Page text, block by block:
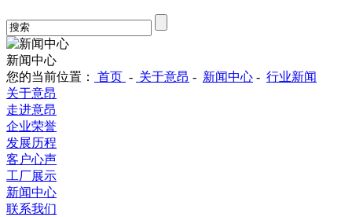
新闻中心
您的当前位置：
首页 - 关于意昂 - 新闻中心 - 行业新闻
关于意昂
走进意昂
企业荣誉
发展历程
客户心声
工厂展示
新闻中心
联系我们